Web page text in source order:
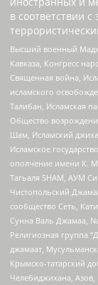
в соответствии
Высший военный
Кавказа, Конгресс
Священная война,
исламского
Талибан, Исламская
Общество
Шам, Исламский
Исламское
ополчение имени К.
Тагьаля SHAM, АУМ
Чистопольский
сообщество Сеть,
Сунна Валь Джамаа,
Религиозная группа
джамаат,
Крымско-татарский
Челебиджихана, Азов,